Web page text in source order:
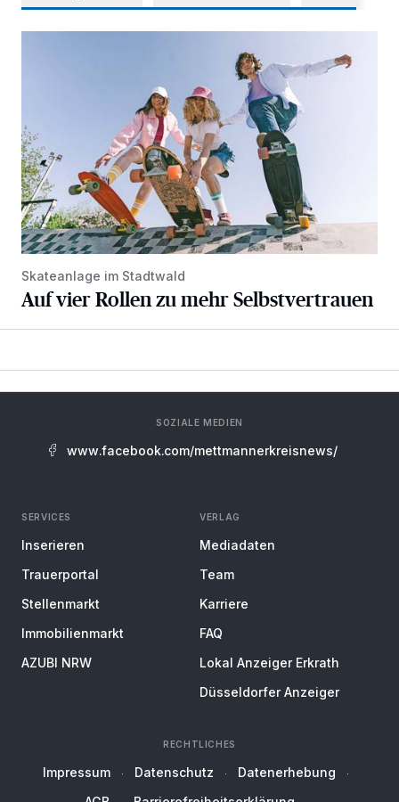
Skateanlage im Stadtwald
Auf vier Rollen zu mehr Selbstvertrauen
SOZIALE MEDIEN
www.facebook.com/mettmannerkreisnews/
SERVICES
Inserieren
Trauerportal
Stellenmarkt
Immobilienmarkt
AZUBI NRW
VERLAG
Mediadaten
Team
Karriere
FAQ
Lokal Anzeiger Erkrath
Düsseldorfer Anzeiger
RECHTLICHES
Impressum Datenschutz
Datenerhebung